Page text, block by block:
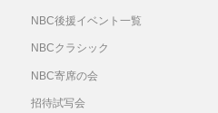
NBC後援イベント一覧
NBCクラシック
NBC寄席の会
招待試写会